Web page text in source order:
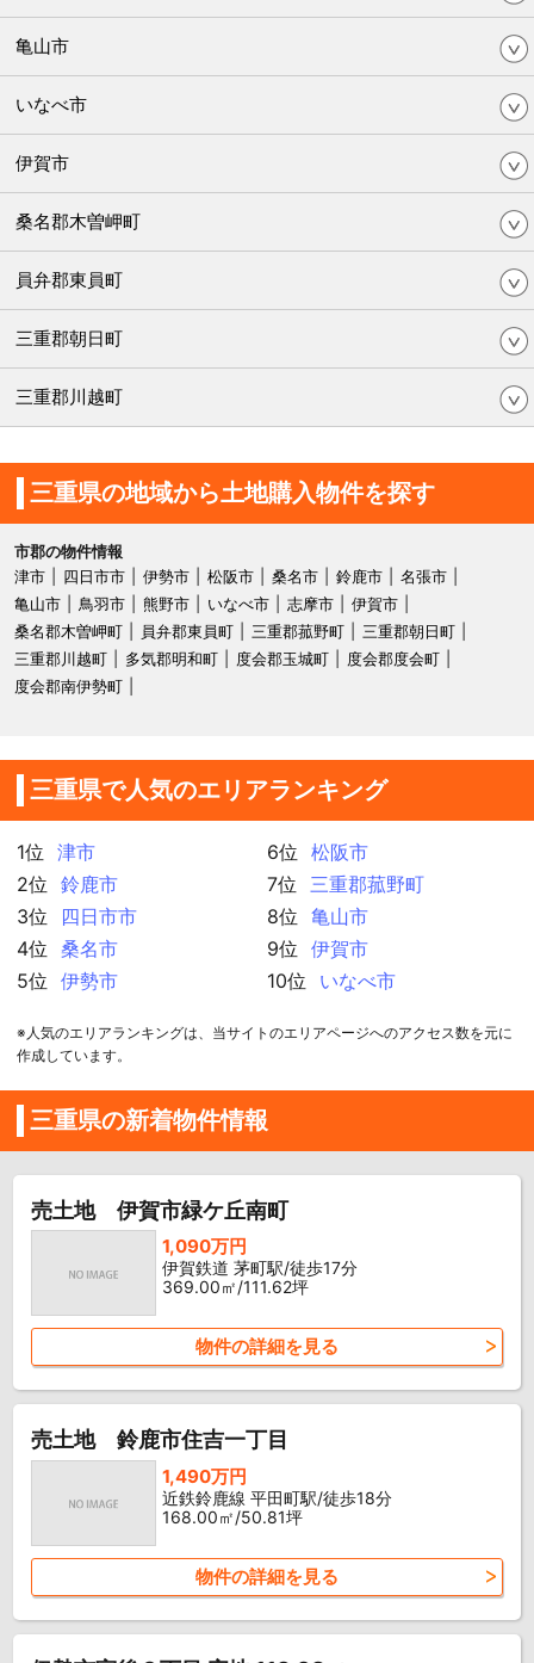
亀山市
いなべ市
伊賀市
桑名郡木曽岬町
員弁郡東員町
三重郡朝日町
三重郡川越町
三重県の地域から土地購入物件を探す
市郡の物件情報
津市
四日市市 伊勢市 松阪市 桑名市 鈴鹿市
名張市
亀山市
鳥羽市 熊野市 いなべ市 志摩市
伊賀市
桑名郡木曽岬町
員弁郡東員町 三重郡菰野町
三重郡朝日町
三重郡川越町
多気郡明和町 度会郡玉城町
度会郡度会町
度会郡南伊勢町
三重県で人気のエリアランキング
1位
津市
2位
鈴鹿市
3位
四日市市
4位
桑名市
5位
伊勢市
6位
松阪市
7位
三重郡菰野町
8位
亀山市
9位
伊賀市
10位
いなべ市
※人気のエリアランキングは、当サイトのエリアページへのアクセス数を元に
作成しています。
三重県の新着物件情報
売土地 伊賀市緑ケ丘南町
1,090万円
伊賀鉄道 茅町駅/徒歩17分
369.00㎡/111.62坪
物件の詳細を見る
売土地 鈴鹿市住吉一丁目
1,490万円
近鉄鈴鹿線 平田町駅/徒歩18分
168.00㎡/50.81坪
物件の詳細を見る